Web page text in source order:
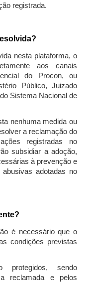
registrada.
nesta plataforma, o
aos canais
do Procon, ou
Público, Juizado
Sistema Nacional de
nenhuma medida ou
a reclamação do
registradas no
subsidiar a adoção,
à prevenção e
adotadas no
é necessário que o
condições previstas
protegidos, sendo
reclamada e pelos